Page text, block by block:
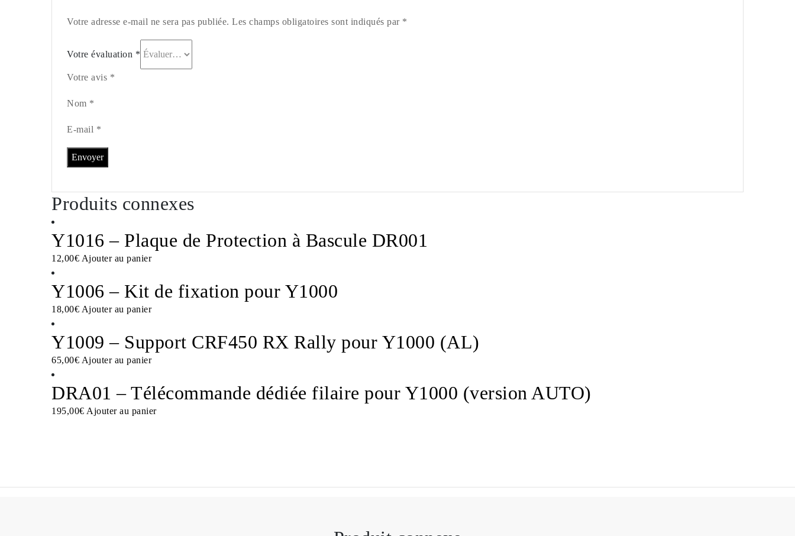
Votre adresse e-mail ne sera pas publiée. Les champs obligatoires sont indiqués par *
Votre évaluation *
Votre avis *
Nom *
E-mail *
Produits connexes
Y1016 – Plaque de Protection à Bascule DR001
12,00€ Ajouter au panier
Y1006 – Kit de fixation pour Y1000
18,00€ Ajouter au panier
Y1009 – Support CRF450 RX Rally pour Y1000 (AL)
65,00€ Ajouter au panier
DRA01 – Télécommande dédiée filaire pour Y1000 (version AUTO)
195,00€ Ajouter au panier